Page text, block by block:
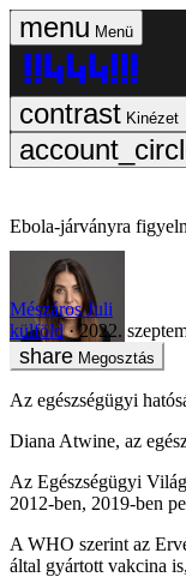
Menü
Kinézet
Ebola-járványra
Mészáros Juli
külföld
2022.
Megosztás
Az egészségügyi
Diana Atwine, az
Az Egészségügyi
2012-ben, 2019-ben
A WHO szerint az
által gyártott vakcina